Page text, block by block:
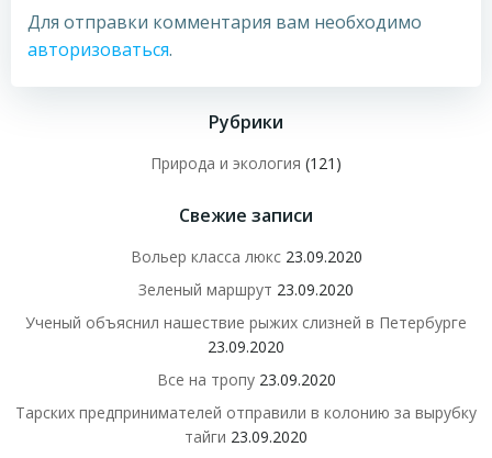
Для отправки комментария вам необходимо
авторизоваться.
Рубрики
Природа и экология (121)
Свежие записи
Вольер класса люкс 23.09.2020
Зеленый маршрут 23.09.2020
Ученый объяснил нашествие рыжих слизней в Петербурге
23.09.2020
Все на тропу 23.09.2020
Тарских предпринимателей отправили в колонию за вырубку
тайги 23.09.2020